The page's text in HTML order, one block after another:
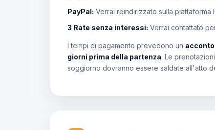
PayPal: Verrai reindirizzato sulla
3 Rate senza interessi: Verrai contattato
I tempi di pagamento prevedono un
giorni prima della partenza. Le
soggiorno dovranno essere saldate all'atto